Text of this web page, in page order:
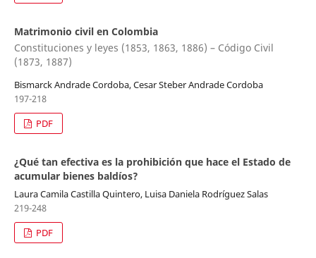
Matrimonio civil en Colombia
Constituciones y leyes (1853, 1863, 1886) – Código Civil
(1873, 1887)
Bismarck Andrade Cordoba, Cesar Steber Andrade Cordoba
197-218
PDF
¿Qué tan efectiva es la prohibición que hace el Estado de
acumular bienes baldíos?
Laura Camila Castilla Quintero, Luisa Daniela Rodríguez Salas
219-248
PDF